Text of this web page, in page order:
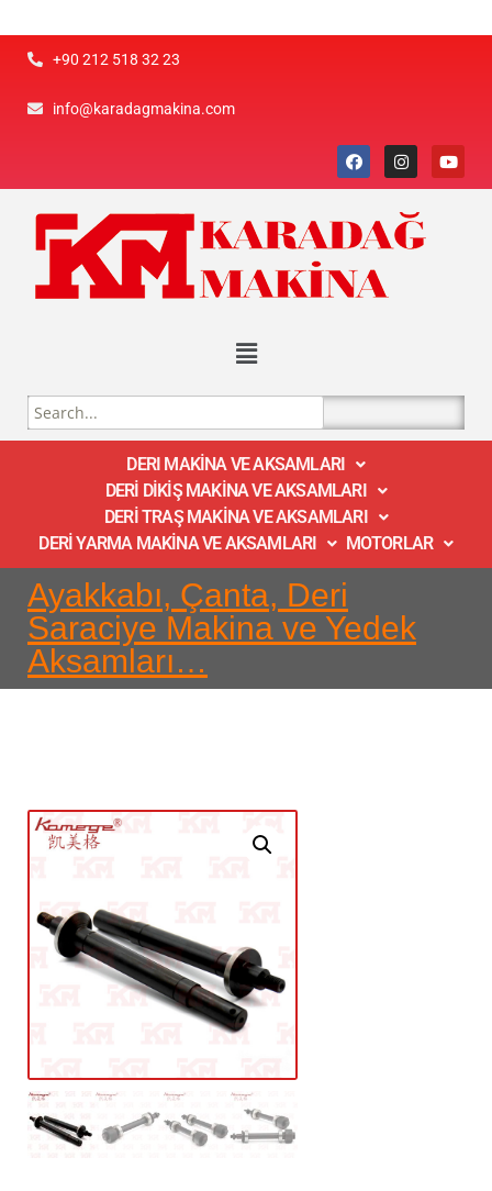
+90 212 518 32 23
info@karadagmakina.com
DERI MAKİNA VE AKSAMLARI
DERİ DİKİŞ MAKİNA VE AKSAMLARI
DERİ TRAŞ MAKİNA VE AKSAMLARI
DERİ YARMA MAKİNA VE AKSAMLARI
MOTORLAR
Ayakkabı, Çanta, Deri
Saraciye Makina ve Yedek
Aksamları…